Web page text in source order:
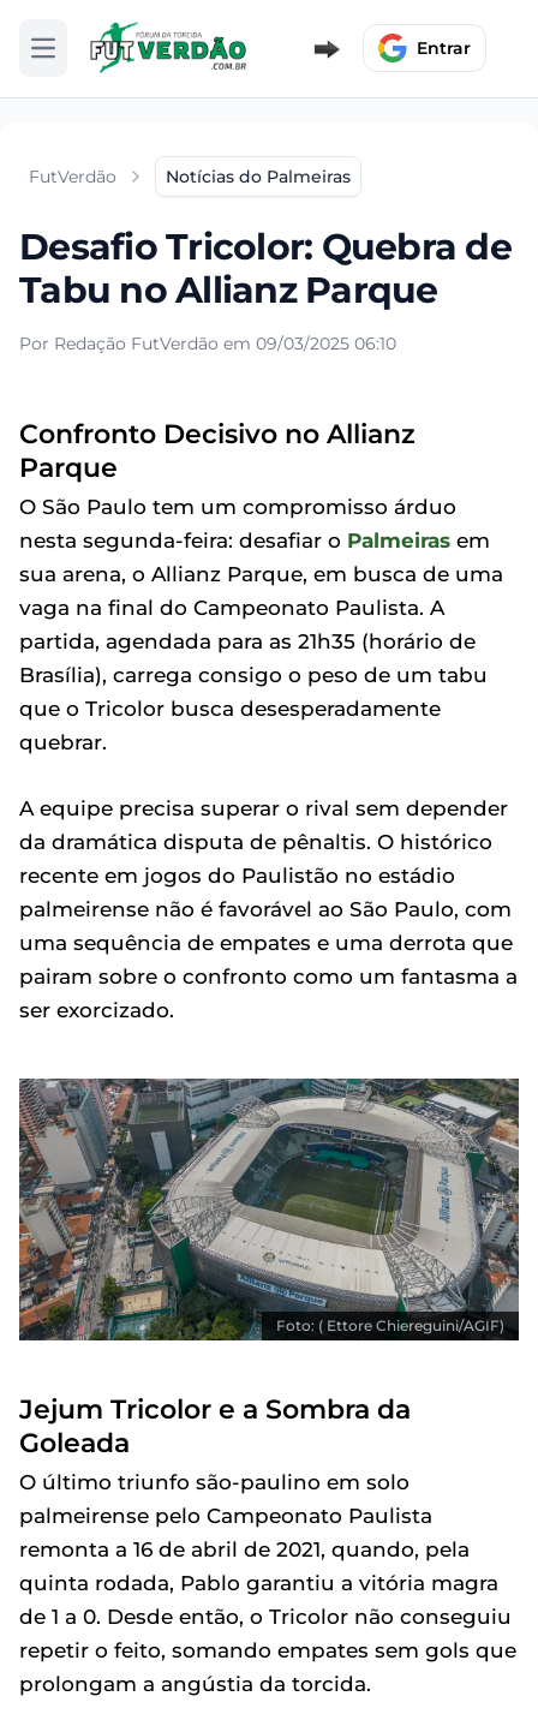
Abrir menu Entrar
FutVerdão Notícias do Palmeiras
Desafio Tricolor: Quebra de
Tabu no Allianz Parque
Por Redação FutVerdão em 09/03/2025 06:10
Confronto Decisivo no Allianz
Parque
O São Paulo tem um compromisso árduo
nesta segunda-feira: desafiar o Palmeiras em
sua arena, o Allianz Parque, em busca de uma
vaga na final do Campeonato Paulista. A
partida, agendada para as 21h35 (horário de
Brasília), carrega consigo o peso de um tabu
que o Tricolor busca desesperadamente
quebrar.
A equipe precisa superar o rival sem depender
da dramática disputa de pênaltis. O histórico
recente em jogos do Paulistão no estádio
palmeirense não é favorável ao São Paulo, com
uma sequência de empates e uma derrota que
pairam sobre o confronto como um fantasma a
ser exorcizado.
Foto: ( Ettore Chiereguini/AGIF)
Jejum Tricolor e a Sombra da
Goleada
O último triunfo são-paulino em solo
palmeirense pelo Campeonato Paulista
remonta a 16 de abril de 2021, quando, pela
quinta rodada, Pablo garantiu a vitória magra
de 1 a 0. Desde então, o Tricolor não conseguiu
repetir o feito, somando empates sem gols que
prolongam a angústia da torcida.